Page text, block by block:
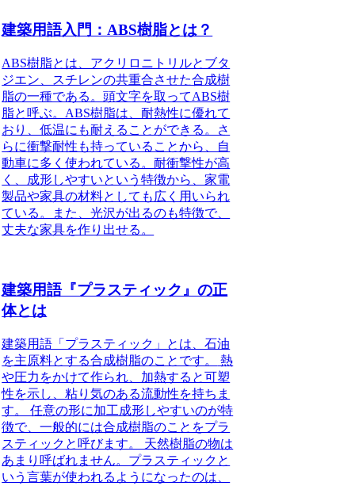
建築用語入門：ABS樹脂とは？
ABS樹脂とは、アクリロニトリルとブタ
ジエン、スチレンの共重合させた合成樹
脂の一種である。頭文字を取ってABS樹
脂と呼ぶ。ABS樹脂は、耐熱性に優れて
おり、低温にも耐えることができる。さ
らに衝撃耐性も持っていることから、自
動車に多く使われている。耐衝撃性が高
く、成形しやすいという特徴から、家電
製品や家具の材料としても広く用いられ
ている。また、光沢が出るのも特徴で、
丈夫な家具を作り出せる。
建築用語『プラスティック』の正
体とは
建築用語「プラスティック」とは、石油
を主原料とする合成樹脂のことです。
熱
や圧力をかけて作られ、加熱すると可塑
性を示し、粘り気のある流動性を持ちま
す。 任意の形に加工成形しやすいのが特
徴で、一般的には合成樹脂のことをプラ
スティックと呼びます。 天然樹脂の物は
あまり呼ばれません。プラスティックと
いう言葉が使われるようになったのは、